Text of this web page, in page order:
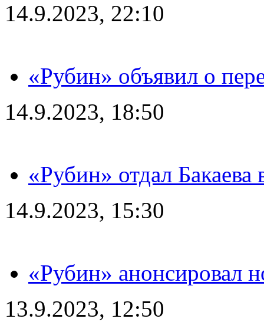
14.9.2023, 22:10
«Рубин» объявил о
14.9.2023, 18:50
«Рубин» отдал
14.9.2023, 15:30
«Рубин» анонсировал
13.9.2023, 12:50